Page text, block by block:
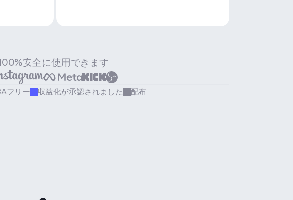
安全に使用できます
フリー 収益化が承認されました 配布